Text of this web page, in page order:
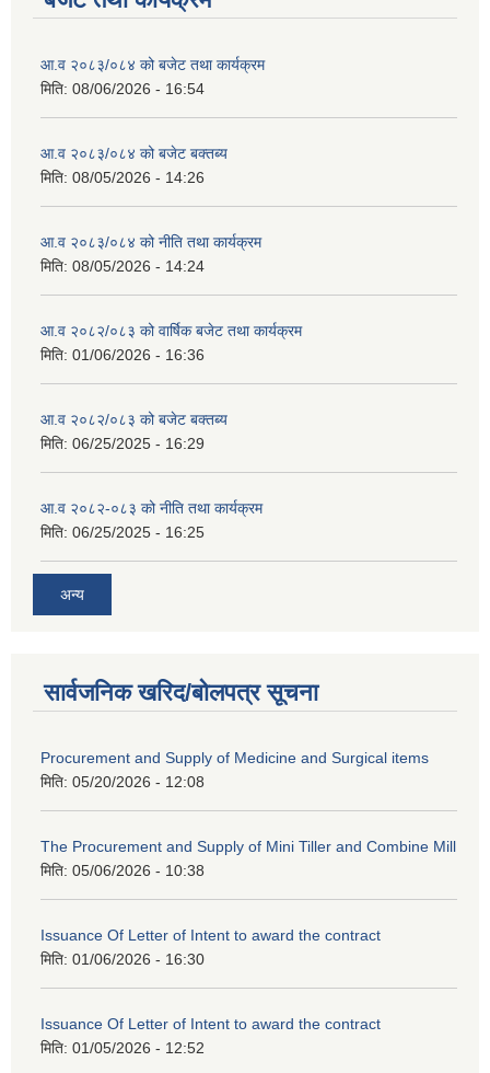
आ.व २०८३/०८४ को बजेट तथा कार्यक्रम
मिति: 08/06/2026 - 16:54
आ.व २०८३/०८४ को बजेट बक्तब्य
मिति: 08/05/2026 - 14:26
आ.व २०८३/०८४ को नीति तथा कार्यक्रम
मिति: 08/05/2026 - 14:24
आ.व २०८२/०८३ को वार्षिक बजेट तथा कार्यक्रम
मिति: 01/06/2026 - 16:36
आ.व २०८२/०८३ को बजेट बक्तब्य
मिति: 06/25/2025 - 16:29
आ.व २०८२-०८३ को नीति तथा कार्यक्रम
मिति: 06/25/2025 - 16:25
अन्य
सार्वजनिक खरिद/बोलपत्र सूचना
Procurement and Supply of Medicine and Surgical items
मिति: 05/20/2026 - 12:08
The Procurement and Supply of Mini Tiller and Combine Mill
मिति: 05/06/2026 - 10:38
Issuance Of Letter of Intent to award the contract
मिति: 01/06/2026 - 16:30
Issuance Of Letter of Intent to award the contract
मिति: 01/05/2026 - 12:52